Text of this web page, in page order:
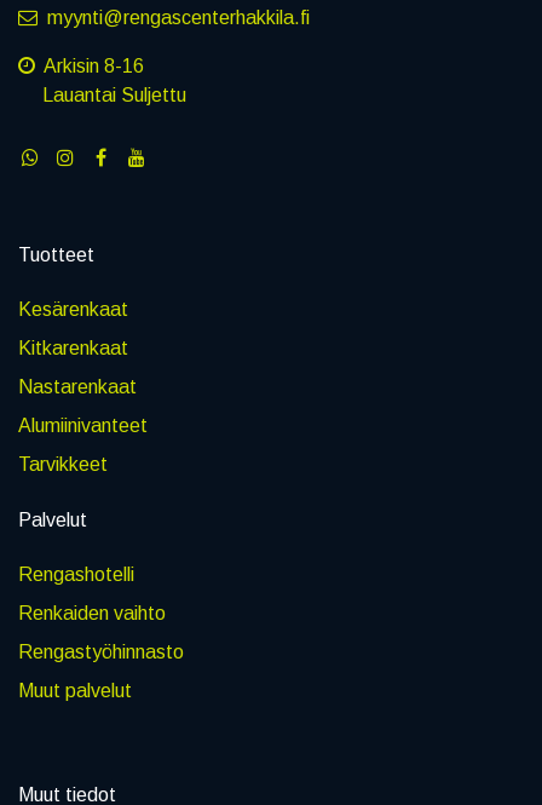
myynti@rengascenterhakkila.fi
Arkisin 8-16
Lauantai Suljettu
Tuotteet
Kesärenkaat
Kitkarenkaat
Nastarenkaat
Alumiinivanteet
Tarvikkeet
Palvelut
Rengashotelli
Renkaiden vaihto
Rengastyöhinnasto
Muut palvelut
Muut tiedot